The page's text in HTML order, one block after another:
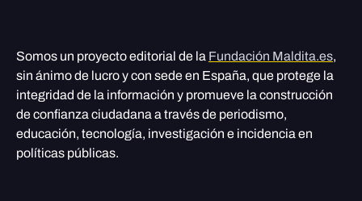
Somos un proyecto editorial de la Fundación Maldita.es,
sin ánimo de lucro y con sede en España, que protege la
integridad de la información y promueve la construcción
de confianza ciudadana a través de periodismo,
educación, tecnología, investigación e incidencia en
políticas públicas.